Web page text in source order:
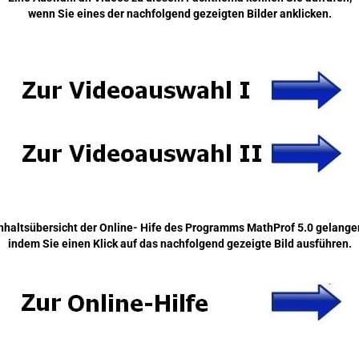
wenn Sie eines der nachfolgend gezeigten Bilder anklicken.
der Online- Hife des Programms MathProf 5.0
indem Sie einen Klick auf das nachfolgend gezeigte Bild ausführen.